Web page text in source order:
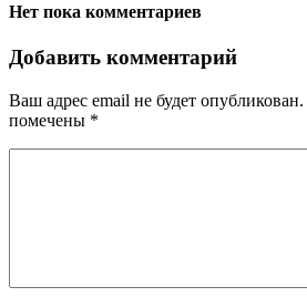
Нет пока комментариев
Добавить комментарий
Ваш адрес email не будет опубликован.
помечены *